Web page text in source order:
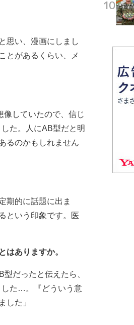
思い、漫画にしまし
とがあるくらい、メ
していたので、信じ
た。人にAB型だと明
るのかもしれません
期的に話題に出ま
という印象です。医
はありますか。
だったと伝えたら、
した…。『どういう意
した」